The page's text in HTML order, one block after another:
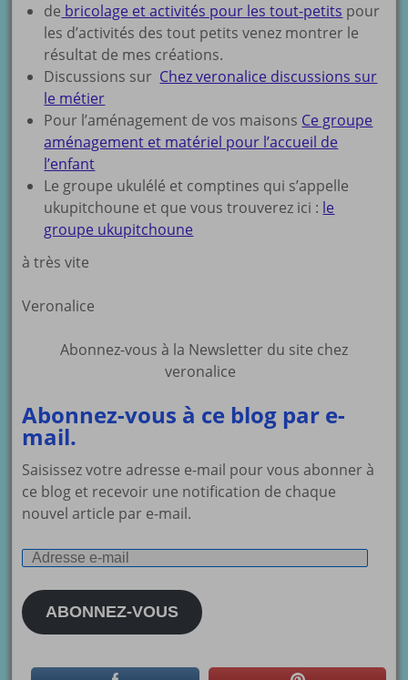
de bricolage et activités pour les tout-petits pour
les d’activités des tout petits venez montrer le
résultat de mes créations.
Discussions sur Chez veronalice discussions sur
le métier
Pour l’aménagement de vos maisons Ce groupe
aménagement et matériel pour l’accueil de
l’enfant
Le groupe ukulélé et comptines qui s’appelle
ukupitchoune et que vous trouverez ici : le
groupe ukupitchoune
à très vite
Veronalice
Abonnez-vous à la Newsletter du site chez
veronalice
Abonnez-vous à ce blog par e-
mail.
Saisissez votre adresse e-mail pour vous abonner à
ce blog et recevoir une notification de chaque
nouvel article par e-mail.
Adresse
mail
ABONNEZ-VOUS